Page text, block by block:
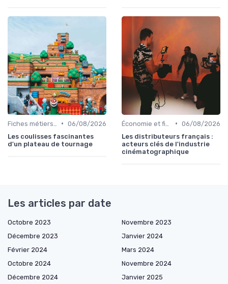
• 06/08/2026
Les coulisses fascinantes
d'un plateau de tournage
• 06/08/2026
Les distributeurs français :
acteurs clés de l'industrie
cinématographique
Les articles par date
Octobre 2023
Novembre 2023
Décembre 2023
Janvier 2024
Février 2024
Mars 2024
Octobre 2024
Novembre 2024
Décembre 2024
Janvier 2025